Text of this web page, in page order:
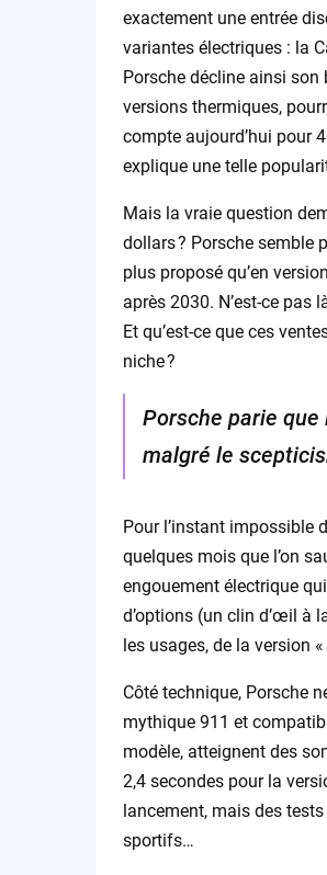
exactement une entrée
variantes électriques : la
Porsche décline ainsi son
versions thermiques,
compte aujourd’hui pour
explique une telle
Mais la vraie question
dollars ? Porsche semble
plus proposé qu’en
après 2030. N’est-ce pas
Et qu’est-ce que ces
niche ?
Porsche parie que
malgré le
Pour l’instant impossible
quelques mois que l’on
engouement électrique
d’options (un clin d’œil à
les usages, de la version
Côté technique, Porsche
mythique 911 et
modèle, atteignent des
2,4 secondes pour la
lancement, mais des
sportifs…